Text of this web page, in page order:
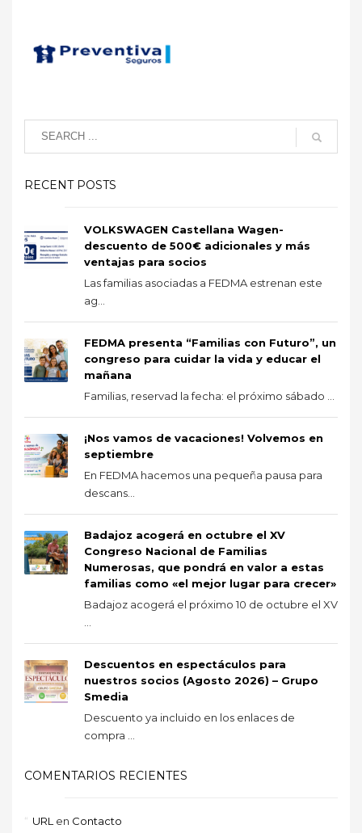
RECENT POSTS
VOLKSWAGEN Castellana Wagen-
descuento de 500€ adicionales y más
ventajas para socios
Las familias asociadas a FEDMA estrenan este
ag...
FEDMA presenta “Familias con Futuro”, un
congreso para cuidar la vida y educar el
mañana
Familias, reservad la fecha: el próximo sábado ...
¡Nos vamos de vacaciones! Volvemos en
septiembre
En FEDMA hacemos una pequeña pausa para
descans...
Badajoz acogerá en octubre el XV
Congreso Nacional de Familias
Numerosas, que pondrá en valor a estas
familias como «el mejor lugar para crecer»
Badajoz acogerá el próximo 10 de octubre el XV
Descuentos en espectáculos para
nuestros socios (Agosto 2026) – Grupo
Smedia
Descuento ya incluido en los enlaces de
compra ...
COMENTARIOS RECIENTES
URL en Contacto